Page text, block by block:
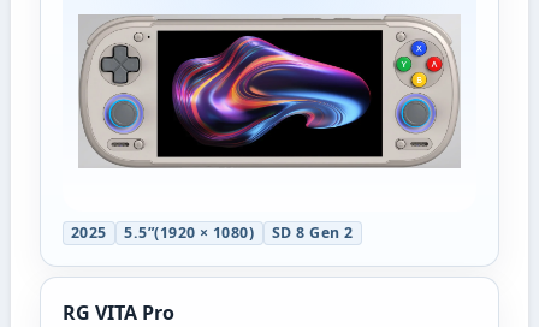
2025 5.5”(1920 × 1080) SD 8 Gen 2
RG VITA Pro